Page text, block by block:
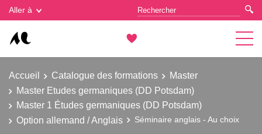
Aller à
Accueil Catalogue des formations
Master
Master Etudes germaniques (DD Potsdam)
Master 1 Études germaniques (DD Potsdam)
Option allemand / Anglais
Séminaire anglais - Au choix
Gestion des cookies